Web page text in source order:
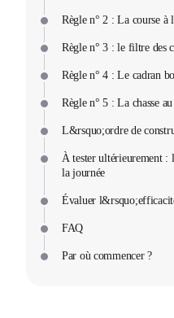
Règle n° 2 : La course à
Règle n° 3 : le filtre des
Règle n° 4 : Le cadran
Règle n° 5 : La chasse
L&rsquo;ordre de
À tester ultérieurement :
la journée
Évaluer
FAQ
Par où commencer ?